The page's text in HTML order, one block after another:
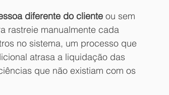
diferente do cliente ou sem
rastreie manualmente cada
no sistema, um processo que
atrasa a liquidação das
que não existiam com os